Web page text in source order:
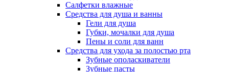
Салфетки влажные
Средства для душа и ванны
Гели для душа
Губки, мочалки для душа
Пены и соли для ванн
Средства для ухода за полостью рта
Зубные ополаскиватели
Зубные пасты